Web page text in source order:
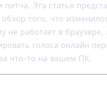
питча. Эта статья
того, что
не работает в браузере,
голоса онлайн
что-то на вашем ПК.